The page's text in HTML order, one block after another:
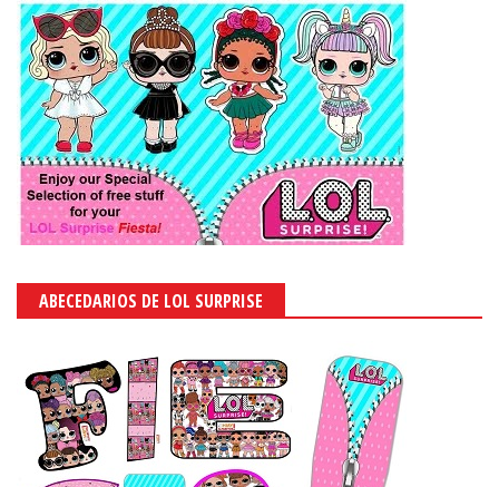
ABECEDARIOS DE LOL SURPRISE